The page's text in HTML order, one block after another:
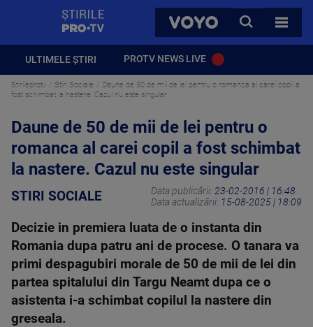
VOYO
CAUTA
TOATE
ULTIMELE ȘTIRI PROTV NEWS LIVE
Stirileprotv Stiri Sociale
Daune de 50 de mii de lei pentru o romanca al carei copil a
fost schimbat la nastere. Cazul nu este singular
Daune de 50 de mii de lei pentru o
romanca al carei copil a fost schimbat
la nastere. Cazul nu este singular
STIRI SOCIALE Data publicării: 23-02-2016 | 16:48
Data actualizării: 15-08-2025 | 18:09
Decizie in premiera luata de o instanta din
Romania dupa patru ani de procese. O tanara va
primi despagubiri morale de 50 de mii de lei din
partea spitalului din Targu Neamt dupa ce o
asistenta i-a schimbat copilul la nastere din
greseala.